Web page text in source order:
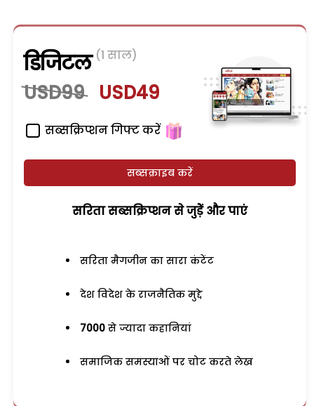
डिजिटल (1 साल)
USD99 USD49
सब्सक्रिप्शन गिफ्ट करें
सब्सक्राइब करें
सरिता सब्सक्रिप्शन से जुड़ेें और पाएं
सरिता मैगजीन का सारा कंटेंट
देश विदेश के राजनैतिक मुद्दे
7000 से ज्यादा कहानियां
समाजिक समस्याओं पर चोट करते लेख